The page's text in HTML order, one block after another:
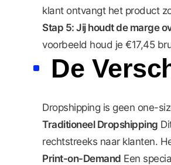
klant ontvangt het product
Stap 5: Jij houdt de marge
voorbeeld houd je €17,45
De
Dropshipping is geen one-
Traditioneel Dropshipping
rechtstreeks naar klanten.
Print-on-Demand Een